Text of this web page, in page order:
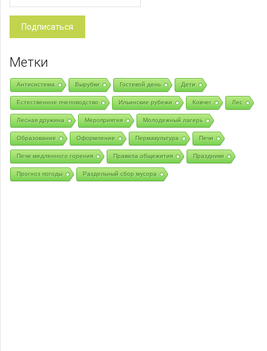
Метки
Антисистема Вырубки Гостевой день Дети
Естественное пчеловодство Ильинские рубежи Ковчег Лес
Лесная дружина Мероприятия Молодежный лагерь
Образование Оформление Пермакультура Печи
Печи медленного горения Правила общежития Праздники
Прогноз погоды Раздельный сбор мусора